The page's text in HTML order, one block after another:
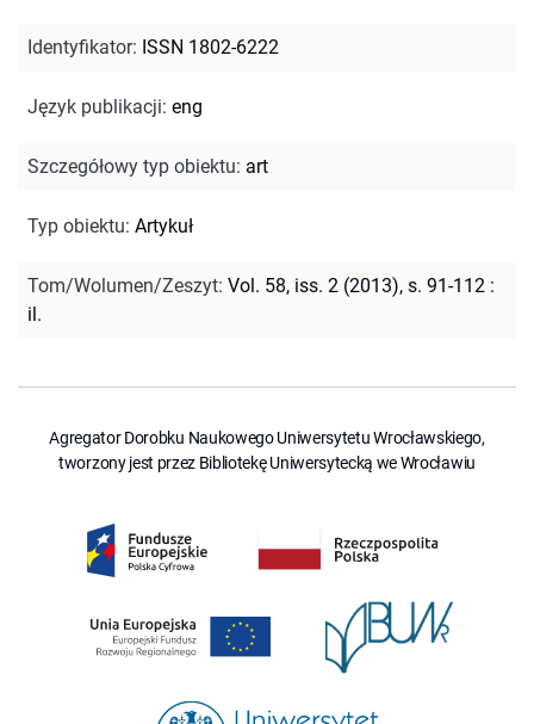
Identyfikator: ISSN 1802-6222
Język publikacji: eng
Szczegółowy typ obiektu: art
Typ obiektu: Artykuł
Tom/Wolumen/Zeszyt: Vol. 58, iss. 2 (2013), s. 91-112 :
il.
Agregator Dorobku Naukowego Uniwersytetu Wrocławskiego,
tworzony jest przez Bibliotekę Uniwersytecką we Wrocławiu